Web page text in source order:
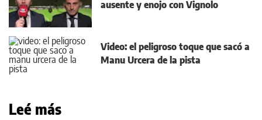
ausente y enojo con Vignolo
Video: el peligroso toque que sacó a
Manu Urcera de la pista
Leé más